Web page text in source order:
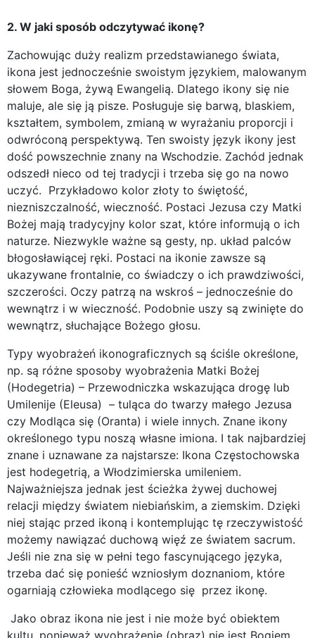
2. W jaki sposób odczytywać ikonę?
Zachowując duży realizm przedstawianego świata,
ikona jest jednocześnie swoistym językiem, malowanym
słowem Boga, żywą Ewangelią. Dlatego ikony się nie
maluje, ale się ją pisze. Posługuje się barwą, blaskiem,
kształtem, symbolem, zmianą w wyrażaniu proporcji i
odwróconą perspektywą. Ten swoisty język ikony jest
dość powszechnie znany na Wschodzie. Zachód jednak
odszedł nieco od tej tradycji i trzeba się go na nowo
uczyć. Przykładowo kolor złoty to świętość,
niezniszczalność, wieczność. Postaci Jezusa czy Matki
Bożej mają tradycyjny kolor szat, które informują o ich
naturze. Niezwykle ważne są gesty, np. układ palców
błogosławiącej ręki. Postaci na ikonie zawsze są
ukazywane frontalnie, co świadczy o ich prawdziwości,
szczerości. Oczy patrzą na wskroś – jednocześnie do
wewnątrz i w wieczność. Podobnie uszy są zwinięte do
wewnątrz, słuchające Bożego głosu.
Typy wyobrażeń ikonograficznych są ściśle określone,
np. są różne sposoby wyobrażenia Matki Bożej
(Hodegetria) – Przewodniczka wskazująca drogę lub
Umilenije (Eleusa) – tuląca do twarzy małego Jezusa
czy Modląca się (Oranta) i wiele innych. Znane ikony
określonego typu noszą własne imiona. I tak najbardziej
znane i uznawane za najstarsze: Ikona Częstochowska
jest hodegetrią, a Włodzimierska umileniem.
Najważniejsza jednak jest ścieżka żywej duchowej
relacji między światem niebiańskim, a ziemskim. Dzięki
niej stając przed ikoną i kontemplując tę rzeczywistość
możemy nawiązać duchową więź ze światem sacrum.
Jeśli nie zna się w pełni tego fascynującego języka,
trzeba dać się ponieść wzniosłym doznaniom, które
ogarniają człowieka modlącego się przez ikonę.
Jako obraz ikona nie jest i nie może być obiektem
kultu, ponieważ wyobrażenie (obraz) nie jest Bogiem